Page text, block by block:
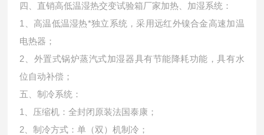
四、直销高低温湿热交变试验箱厂家加热、加湿系统：
1、高温低温湿热*独立系统，采用远红外镍合金高速加温
电热器；
2、外置式锅炉蒸汽式加湿器具有节能降耗功能，具有水
位自动补偿；
五、制冷系统：
1、压缩机：全封闭原装法国泰康；
2、制冷方式：单（双）机制冷；